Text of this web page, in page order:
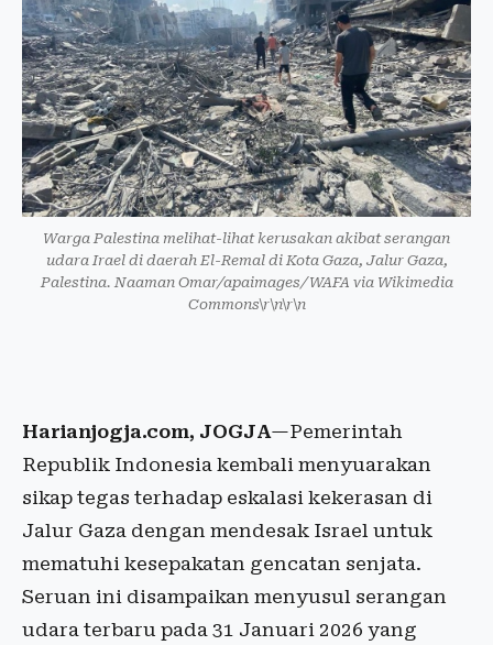
Warga Palestina melihat-lihat kerusakan akibat serangan
udara Irael di daerah El-Remal di Kota Gaza, Jalur Gaza,
Palestina. Naaman Omar/apaimages/WAFA via Wikimedia
Commons\r\n\r\n
Harianjogja.com, JOGJA—Pemerintah
Republik Indonesia kembali menyuarakan
sikap tegas terhadap eskalasi kekerasan di
Jalur Gaza dengan mendesak Israel untuk
mematuhi kesepakatan gencatan senjata.
Seruan ini disampaikan menyusul serangan
udara terbaru pada 31 Januari 2026 yang